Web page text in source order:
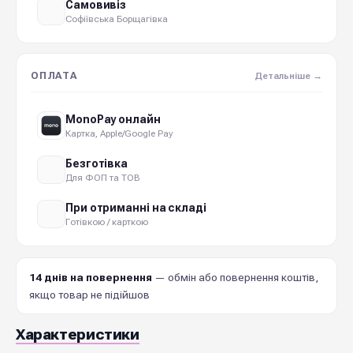
Самовивіз
Софіївська Борщагівка
ОПЛАТА Детальніше →
MonoPay онлайн
Картка, Apple/Google Pay
Безготівка
Для ФОП та ТОВ
При отриманні на складі
Готівкою / карткою
14 днів на повернення — обмін або повернення коштів,
якщо товар не підійшов
Характеристики